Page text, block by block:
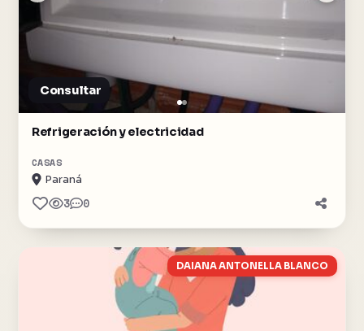
Consultar
Refrigeración y electricidad
CASAS
Paraná
3 0
DAIANA ANTONELLA BLANCO